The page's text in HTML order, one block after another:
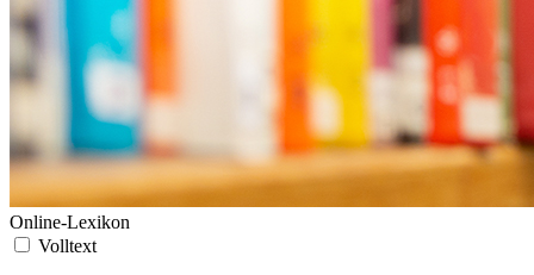
Online-Lexikon
Volltext